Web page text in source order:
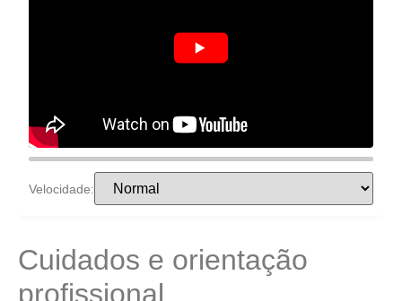
Velocidade:
Cuidados e orientação
profissional